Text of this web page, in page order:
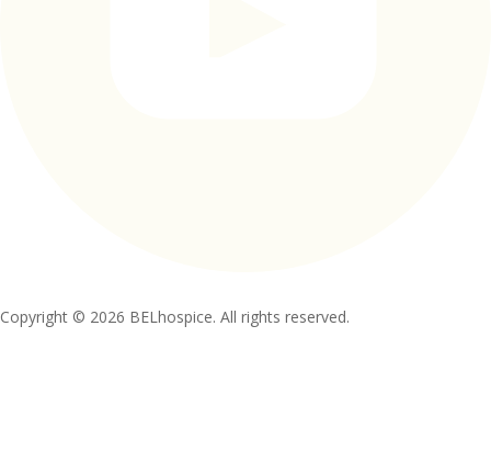
Copyright © 2026 BELhospice. All rights reserved.